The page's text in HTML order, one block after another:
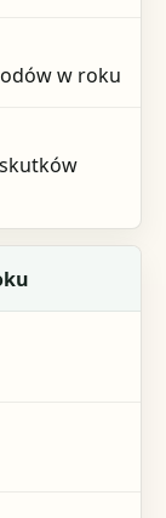
w roku